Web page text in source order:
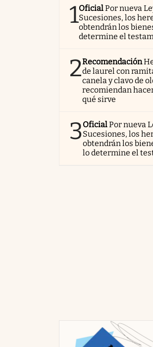
1OficialPor nueva
Sucesiones, los
obtendrán los
determine el
2Recomendación
de laurel con
canela y clavo de
recomiendan
qué sirve
3OficialPor nueva
Sucesiones, los
obtendrán los
lo determine el